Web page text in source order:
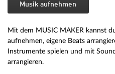
Musik aufnehmen
Mit dem MUSIC MAKER kannst
aufnehmen, eigene Beats
Instrumente spielen und mit
arrangieren.